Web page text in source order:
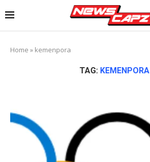
Home » kemenpora
TAG: KEMENPORA